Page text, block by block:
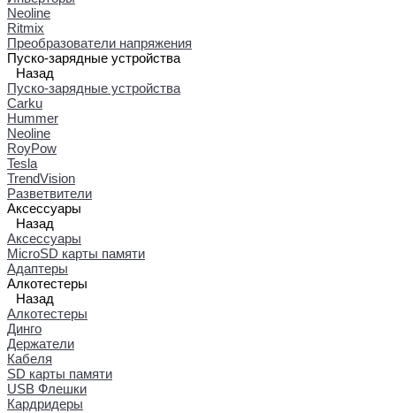
Neoline
Ritmix
Преобразователи напряжения
Пуско-зарядные устройства
Назад
Пуско-зарядные устройства
Carku
Hummer
Neoline
RoyPow
Tesla
TrendVision
Разветвители
Аксессуары
Назад
Аксессуары
MicroSD карты памяти
Адаптеры
Алкотестеры
Назад
Алкотестеры
Динго
Держатели
Кабеля
SD карты памяти
USB Флешки
Кардридеры